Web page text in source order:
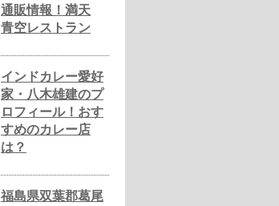
通販情報！満天
青空レストラン
インドカレー愛好
家・八木雄建のプ
ロフィール！おす
すめのカレー店
は？
福島県双葉郡葛尾